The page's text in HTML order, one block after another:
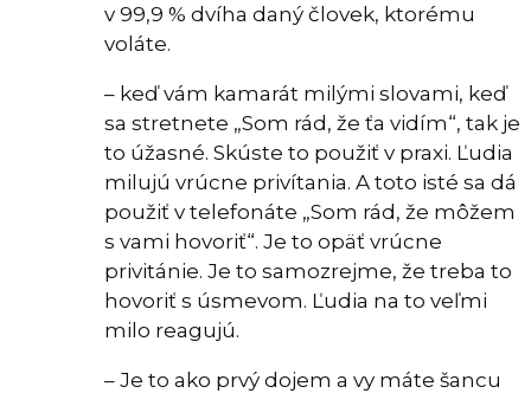
v 99,9 % dvíha daný človek, ktorému
voláte.
– keď vám kamarát milými slovami, keď
sa stretnete „Som rád, že ťa vidím“, tak je
to úžasné. Skúste to použiť v praxi. Ľudia
milujú vrúcne privítania. A toto isté sa dá
použiť v telefonáte „Som rád, že môžem
s vami hovoriť“. Je to opäť vrúcne
privitánie. Je to samozrejme, že treba to
hovoriť s úsmevom. Ľudia na to veľmi
milo reagujú.
– Je to ako prvý dojem a vy máte šancu